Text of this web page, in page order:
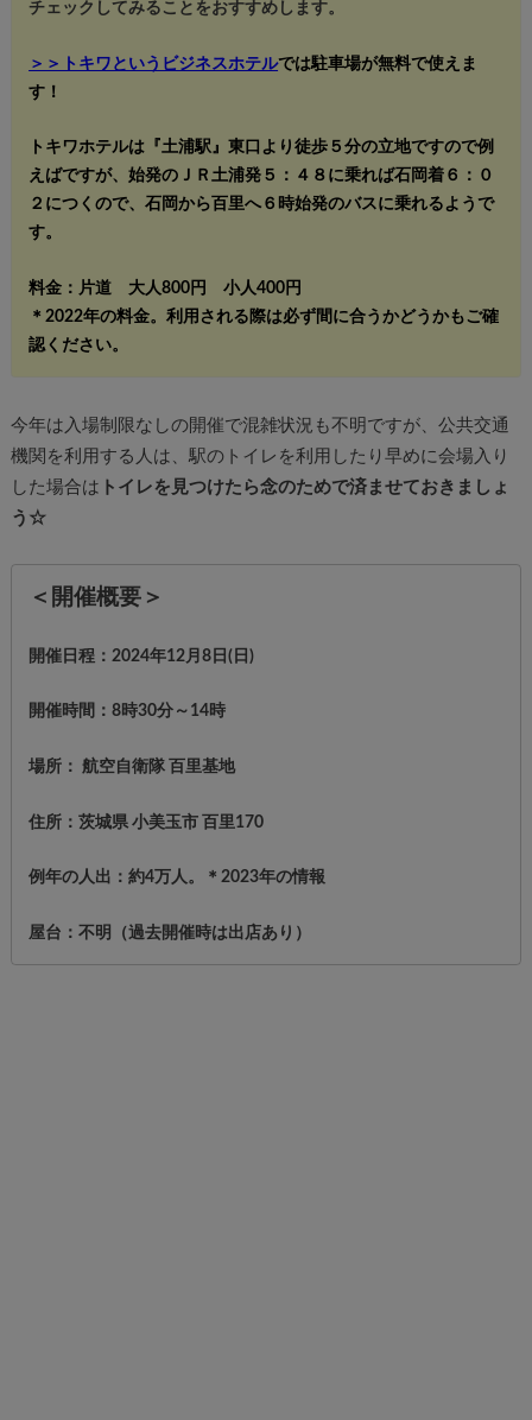
チェックしてみることをおすすめします。
＞＞トキワというビジネスホテルでは駐車場が無料で使えま
す！
トキワホテルは『土浦駅』東口より徒歩５分の立地ですので例
えばですが、始発のＪＲ土浦発５：４８に乗れば石岡着６：０
２につくので、石岡から百里へ６時始発のバスに乗れるようで
す。
料金：片道 大人800円 小人400円
＊2022年の料金。利用される際は必ず間に合うかどうかもご確
認ください。
今年は入場制限なしの開催で混雑状況も不明ですが、公共交通
機関を利用する人は、駅のトイレを利用したり早めに会場入り
した場合は トイレを見つけたら念のためで済ませておきましょ
う☆
＜開催概要＞
開催日程：2024年12月8日(日)
開催時間：8時30分～14時
場所： 航空自衛隊 百里基地
住所：茨城県 小美玉市 百里170
例年の人出：約4万人。＊2023年の情報
屋台：不明（過去開催時は出店あり）